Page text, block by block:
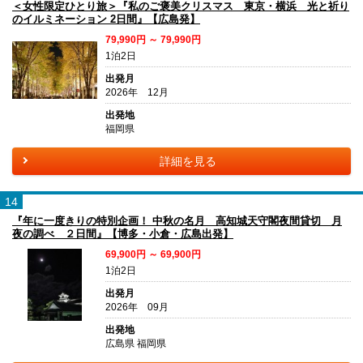
＜女性限定ひとり旅＞『私のご褒美クリスマス 東京・横浜 光と祈り
のイルミネーション 2日間』【広島発】
79,990円 ～ 79,990円
1泊2日
出発月
2026年 12月
出発地
福岡県
詳細を見る
14
『年に一度きりの特別企画！ 中秋の名月 高知城天守閣夜間貸切 月
夜の調べ ２日間』【博多・小倉・広島出発】
69,900円 ～ 69,900円
1泊2日
出発月
2026年 09月
出発地
広島県 福岡県